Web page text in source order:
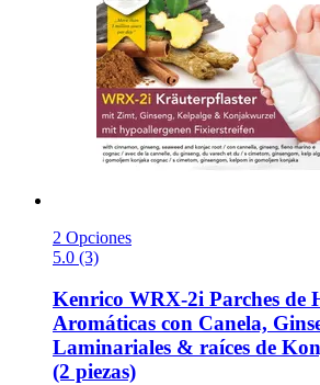
2 Opciones
5.0 (3)
Kenrico WRX-​2i Parches de
Aromáticas con Canela,
Laminariales & raíces de
(2 piezas)